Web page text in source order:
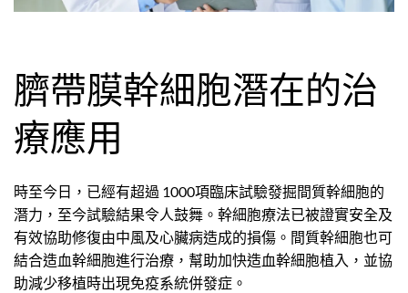
臍帶膜幹細胞潛在的治
療應用
時至今日，已經有超過 1000項臨床試驗發掘間質幹細胞的
潛力，至今試驗結果令人鼓舞。幹細胞療法已被證實安全及
有效協助修復由中風及心臟病造成的損傷。間質幹細胞也可
結合造血幹細胞進行治療，幫助加快造血幹細胞植入，並協
助減少移植時出現免疫系統併發症。